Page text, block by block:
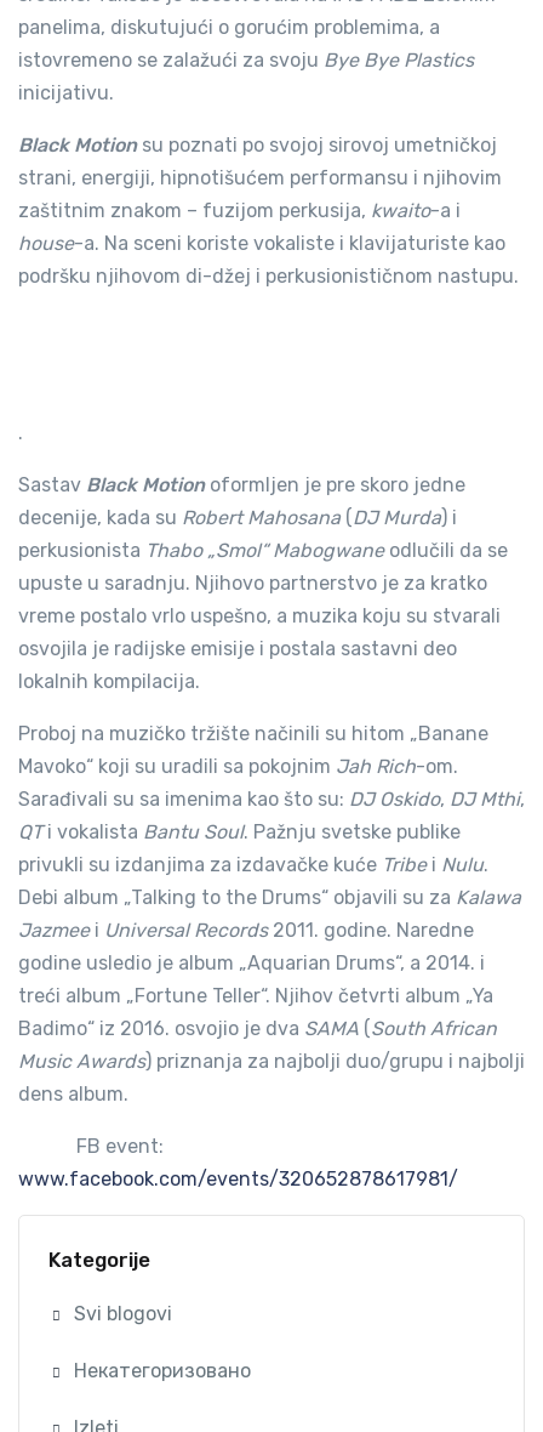
panelima, diskutujući o gorućim problemima, a
istovremeno se zalažući za svoju Bye Bye Plastics
inicijativu.
Black Motionsu poznati po svojoj sirovoj umetničkoj
strani, energiji, hipnotišućem performansu i njihovim
zaštitnim znakom – fuzijom perkusija, kwaito-a i
house-a. Na sceni koriste vokaliste i klavijaturiste kao
podršku njihovom di-džej i perkusionističnom nastupu.
.
Sastav Black Motionoformljen je pre skoro jedne
decenije, kada su Robert Mahosana (DJ Murda) i
perkusionista Thabo „Smol“ Mabogwaneodlučili da se
upuste u saradnju. Njihovo partnerstvo je za kratko
vreme postalo vrlo uspešno, a muzika koju su stvarali
osvojila je radijske emisije i postala sastavni deo
lokalnih kompilacija.
Proboj na muzičko tržište načinili su hitom „Banane
Mavoko“ koji su uradili sa pokojnim Jah Rich-om.
Sarađivali su sa imenima kao što su: DJ Oskido, DJ Mthi,
QTi vokalista Bantu Soul. Pažnju svetske publike
privukli su izdanjima za izdavačke kuće Tribei Nulu.
Debi album „Talking to the Drums“ objavili su za Kalawa
Jazmeei Universal Records2011. godine. Naredne
godine usledio je album „Aquarian Drums“, a 2014. i
treći album „Fortune Teller“. Njihov četvrti album „Ya
Badimo“ iz 2016. osvojio je dva SAMA (South African
Music Awards) priznanja za najbolji duo/grupu i najbolji
dens album.
FB event:
www.facebook.com/events/320652878617981/
Kategorije
Svi blogovi
Некатегоризовано